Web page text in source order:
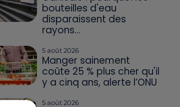
bouteilles d'eau
disparaissent des
rayons...
5 août 2026
Manger sainement
coûte 25 % plus cher qu'il
y a cinq ans, alerte l’ONU
5 août 2026